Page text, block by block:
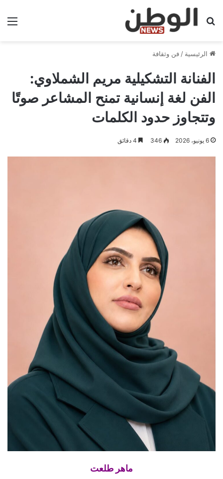
بحث عن
الرئيسية / فن وثقافة
الفنانة التشكيلية مريم الشملاوي:
الفن لغة إنسانية تمنح المشاعر صوتًا
وتتجاوز حدود الكلمات
6 يونيو، 2026 346
ماهر طلعت